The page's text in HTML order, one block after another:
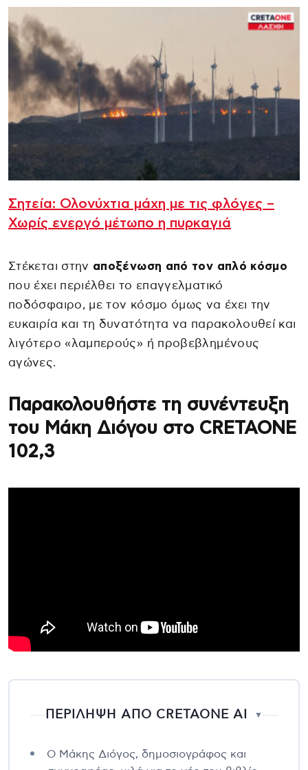
Σητεία: Ολονύχτια μάχη με τις φλόγες –
Χωρίς ενεργό μέτωπο η πυρκαγιά
Στέκεται στην αποξένωση από τον απλό κόσμο
που έχει περιέλθει το επαγγελματικό
ποδόσφαιρο, με τον κόσμο όμως να έχει την
ευκαιρία και τη δυνατότητα να παρακολουθεί και
λιγότερο «λαμπερούς» ή προβεβλημένους
αγώνες.
Παρακολουθήστε τη συνέντευξη
του Μάκη Διόγου στο CRETAONE
102,3
ΠΕΡΙΛΗΨΗ ΑΠΟ CRETAONE AI ▼
Ο Μάκης Διόγος, δημοσιογράφος και